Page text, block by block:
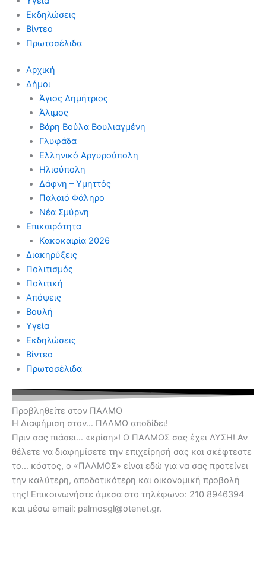
Εκδηλώσεις
Βίντεο
Πρωτοσέλιδα
Αρχική
Δήμοι
Άγιος Δημήτριος
Άλιμος
Βάρη Βούλα Βουλιαγμένη
Γλυφάδα
Ελληνικό Αργυρούπολη
Ηλιούπολη
Δάφνη – Υμηττός
Παλαιό Φάληρο
Νέα Σμύρνη
Επικαιρότητα
Κακοκαιρία 2026
Διακηρύξεις
Πολιτισμός
Πολιτική
Απόψεις
Βουλή
Υγεία
Εκδηλώσεις
Βίντεο
Πρωτοσέλιδα
Προβληθείτε στον ΠΑΛΜΟ
Η Διαφήμιση στον… ΠΑΛΜΟ αποδίδει!
Πριν σας πιάσει… «κρίση»! Ο ΠΑΛΜΟΣ σας έχει ΛΥΣΗ! Αν
θέλετε να διαφημίσετε την επιχείρησή σας και σκέφτεστε
το… κόστος, ο «ΠΑΛΜΟΣ» είναι εδώ για να σας προτείνει
την καλύτερη, αποδοτικότερη και οικονομική προβολή
της! Επικοινωνήστε άμεσα στο τηλέφωνο: 210 8946394
και μέσω email: palmosgl@otenet.gr.